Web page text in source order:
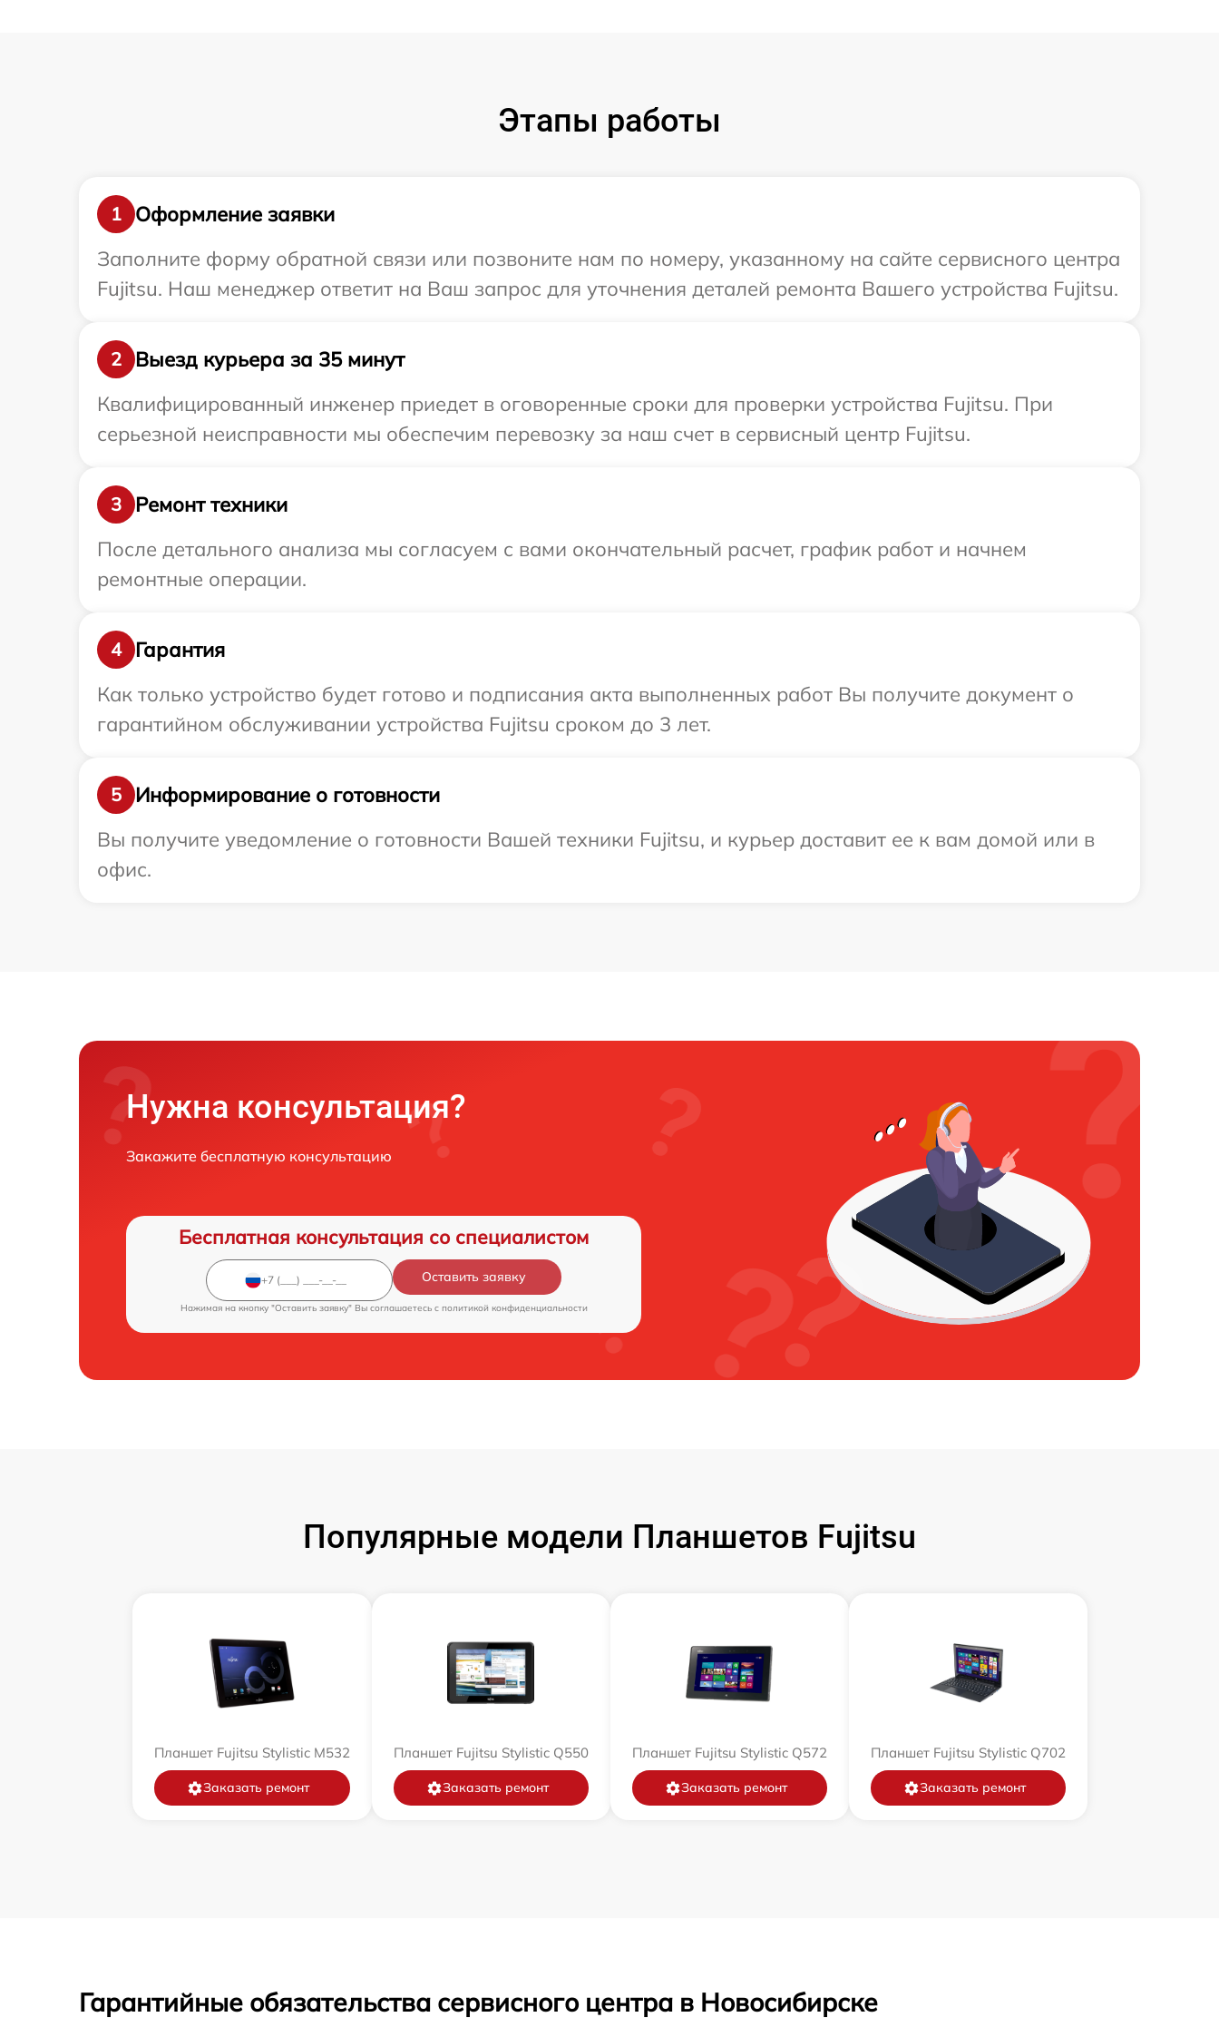
Этапы работы
1
Оформление заявки
Заполните форму обратной связи или позвоните нам по номеру, указанному на сайте сервисного центра
Fujitsu. Наш менеджер ответит на Ваш запрос для уточнения деталей ремонта Вашего устройства Fujitsu.
2
Выезд курьера за 35 минут
Квалифицированный инженер приедет в оговоренные сроки для проверки устройства Fujitsu. При
серьезной неисправности мы обеспечим перевозку за наш счет в сервисный центр Fujitsu.
3
Ремонт техники
После детального анализа мы согласуем с вами окончательный расчет, график работ и начнем
ремонтные операции.
4
Гарантия
Как только устройство будет готово и подписания акта выполненных работ Вы получите документ о
гарантийном обслуживании устройства Fujitsu сроком до 3 лет.
5
Информирование о готовности
Вы получите уведомление о готовности Вашей техники Fujitsu, и курьер доставит ее к вам домой или в
офис.
Нужна консультация?
Закажите бесплатную консультацию
Бесплатная консультация со специалистом
Оставить заявку
Нажимая на кнопку "Оставить заявку" Вы соглашаетесь c политикой конфиденциальности
Популярные модели Планшетов Fujitsu
Планшет Fujitsu Stylistic M532
Заказать ремонт
Планшет Fujitsu Stylistic Q550
Заказать ремонт
Планшет Fujitsu Stylistic Q572
Заказать ремонт
Планшет Fujitsu Stylistic Q702
Заказать ремонт
Гарантийные обязательства сервисного центра в Новосибирске